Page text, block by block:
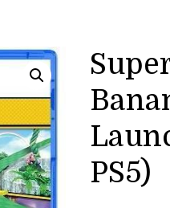
PS5)